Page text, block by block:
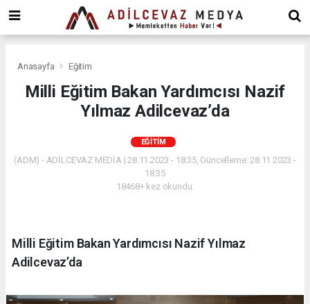
chat
ankara
enerjisi
Anasayfa Eğitim
Milli Eğitim Bakan Yardımcısı Nazif
Yılmaz Adilcevaz’da
EĞITIM
(ADM) - ADİLCEVAZ MEDİA | 28.11.2023 - 18:35, Güncelleme: 28.11.2023 -
18:35
18468+ kez okundu.
Milli Eğitim Bakan Yardımcısı Nazif Yılmaz
Adilcevaz’da